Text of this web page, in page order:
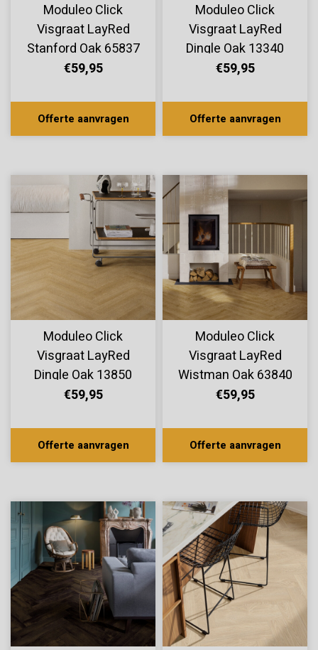
Moduleo Click
Visgraat LayRed
Stanford Oak 65837
€59,95
Offerte aanvragen
Moduleo Click
Visgraat LayRed
Dingle Oak 13340
€59,95
Offerte aanvragen
Moduleo Click
Visgraat LayRed
Dingle Oak 13850
€59,95
Offerte aanvragen
Moduleo Click
Visgraat LayRed
Wistman Oak 63840
€59,95
Offerte aanvragen